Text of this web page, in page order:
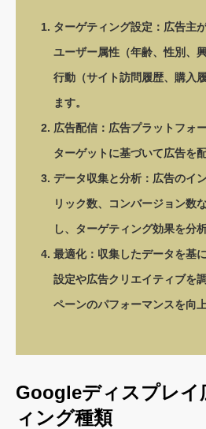
ターゲティング設定：広告主
ユーザー属性（年齢、性別、
行動（サイト訪問履歴、購入
ます。
広告配信：広告プラットフォ
ターゲットに基づいて広告を
データ収集と分析：広告のイ
リック数、コンバージョン数
し、ターゲティング効果を分析
最適化：収集したデータを基
設定や広告クリエイティブを
ペーンのパフォーマンスを向
Googleディスプレイ
ィング種類